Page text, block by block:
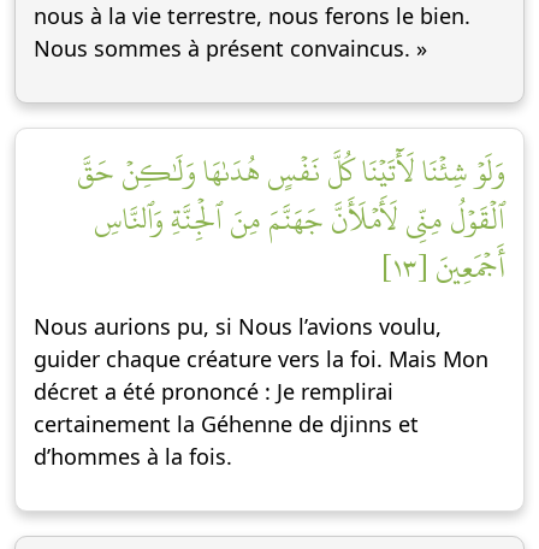
nous à la vie terrestre, nous ferons le bien.
Nous sommes à présent convaincus. »
وَلَوۡ شِئۡنَا لَأٓتَيۡنَا كُلَّ نَفۡسٍ هُدَىٰهَا وَلَٰكِنۡ حَقَّ
ٱلۡقَوۡلُ مِنِّي لَأَمۡلَأَنَّ جَهَنَّمَ مِنَ ٱلۡجِنَّةِ وَٱلنَّاسِ
أَجۡمَعِينَ [١٣]
Nous aurions pu, si Nous l’avions voulu,
guider chaque créature vers la foi. Mais Mon
décret a été prononcé : Je remplirai
certainement la Géhenne de djinns et
d’hommes à la fois.